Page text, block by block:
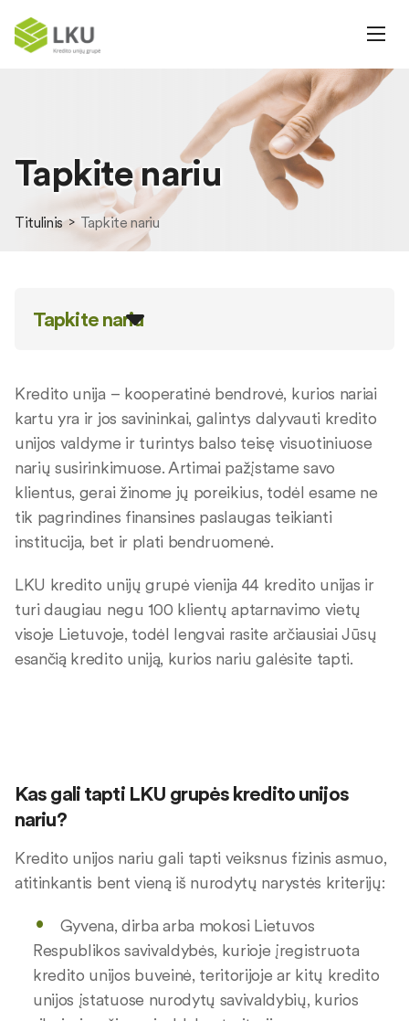
Tapkite nariu
Titulinis Tapkite nariu
Tapkite nariu
Kredito unija – kooperatinė bendrovė, kurios nariai
kartu yra ir jos savininkai, galintys dalyvauti kredito
unijos valdyme ir turintys balso teisę visuotiniuose
narių susirinkimuose. Artimai pažįstame savo
klientus, gerai žinome jų poreikius, todėl esame ne
tik pagrindines finansines paslaugas teikianti
institucija, bet ir plati bendruomenė.
LKU kredito unijų grupė vienija 44 kredito unijas ir
turi daugiau negu 100 klientų aptarnavimo vietų
visoje Lietuvoje, todėl lengvai rasite arčiausiai Jūsų
esančią kredito uniją, kurios nariu galėsite tapti.
Kas gali tapti LKU grupės kredito unijos
nariu?
Kredito unijos nariu gali tapti veiksnus fizinis asmuo,
atitinkantis bent vieną iš nurodytų narystės kriterijų:
Gyvena, dirba arba mokosi Lietuvos
Respublikos savivaldybės, kurioje įregistruota
kredito unijos buveinė, teritorijoje ar kitų kredito
unijos įstatuose nurodytų savivaldybių, kurios